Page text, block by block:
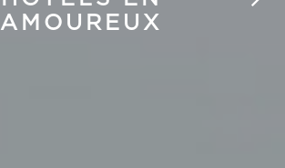
AMOUREUX